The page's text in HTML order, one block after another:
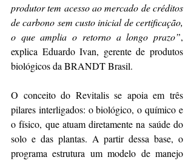
produtor tem acesso ao mercado de créditos
de carbono sem custo inicial de certificação,
o que amplia o retorno a longo prazo”,
explica Eduardo Ivan, gerente de produtos
biológicos da BRANDT Brasil.
O conceito do Revitalis se apoia em três
pilares interligados: o biológico, o químico e
o físico, que atuam diretamente na saúde do
solo e das plantas. A partir dessa base, o
programa estrutura um modelo de manejo